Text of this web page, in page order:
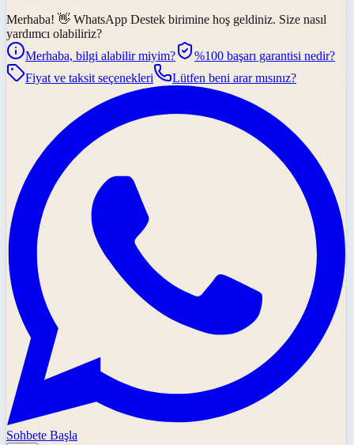
Merhaba! 👋 WhatsApp Destek birimine hoş geldiniz. Size nasıl
yardımcı olabiliriz?
Merhaba, bilgi alabilir miyim?
%100 başarı garantisi nedir?
Fiyat ve taksit seçenekleri
Lütfen beni arar mısınız?
Sohbete Başla